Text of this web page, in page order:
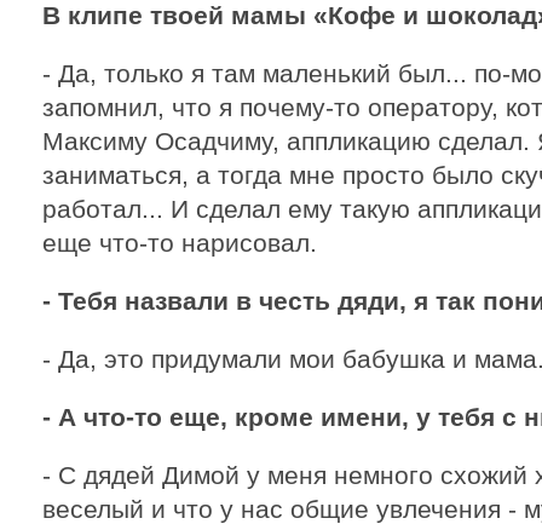
В клипе твоей мамы «Кофе и
- Да, только я там маленький был... по-
запомнил, что я почему-то оператору,
Максиму Осадчиму, аппликацию
заниматься, а тогда мне просто было
работал... И сделал ему такую
еще что-то нарисовал.
- Тебя назвали в честь дяди, я так
- Да, это придумали мои бабушка и
- А что-то еще, кроме имени, у тебя с
- С дядей Димой у меня немного схожий
веселый и что у нас общие увлечения -